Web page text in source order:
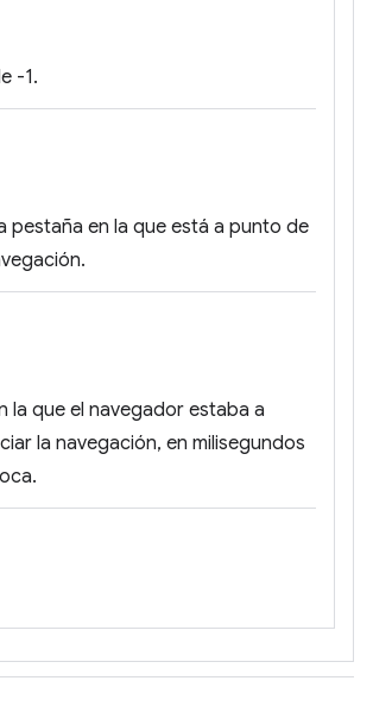
-1.
pestaña en la que está a punto de
la que el navegador estaba a
la navegación, en milisegundos